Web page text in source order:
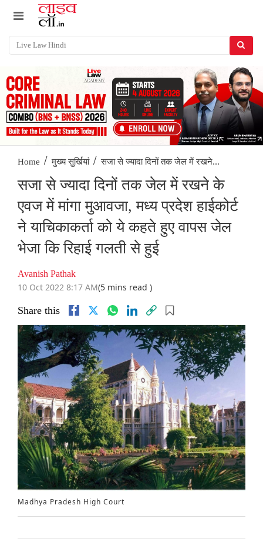
Home / मुख्य सुर्खियां / सजा से ज्यादा दिनों तक जेल में रखने...
सजा से ज्यादा दिनों तक जेल में रखने के
एवज में मांगा मुआवजा, मध्य प्रदेश हाईकोर्ट
ने याचिकाकर्ता को ये कहते हुए वापस जेल
भेजा कि रिहाई गलती से हुई
Avanish Pathak
10 Oct 2022 8:17 AM(5 mins read )
Share this
Madhya Pradesh High Court